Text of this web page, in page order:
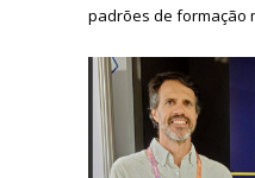
padrões de formação